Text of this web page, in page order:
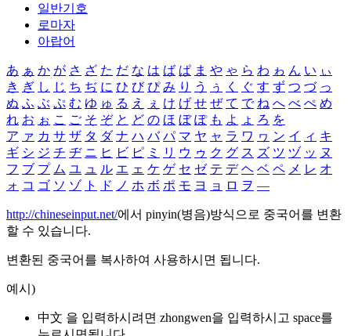
일반기호
로마자
아랍어
あ ぁ か が さ ざ た だ な は ば ぱ ま や ゃ ら わ ゎ ん い ぃ
き ぎ し じ ち ぢ に ひ び ぴ み り う ぅ く ぐ す ず つ づ っ
ぬ ふ ぶ ぷ む ゆ ゅ る え ぇ け げ せ ぜ て で ね へ べ ぺ め
れ お ぉ こ ご そ ぞ と ど の ほ ぼ ぽ も よ ょ ろ を
ア ァ カ サ ザ タ ダ ナ ハ バ パ マ ヤ ャ ラ ワ ヮ ン イ ィ キ
ギ シ ジ チ ヂ ニ ヒ ビ ピ ミ リ ウ ゥ ク グ ス ズ ツ ヅ ッ ヌ
フ ブ プ ム ユ ュ ル エ ェ ケ ゲ セ ゼ テ デ ヘ ベ ペ メ レ オ
ォ コ ゴ ソ ゾ ト ド ノ ホ ボ ポ モ ヨ ョ ロ ヲ ―
http://chineseinput.net/에서 pinyin(병음)방식으로 중국어를 변환
할 수 있습니다.
변환된 중국어를 복사하여 사용하시면 됩니다.
예시)
中文 을 입력하시려면 zhongwen을 입력하시고 space를